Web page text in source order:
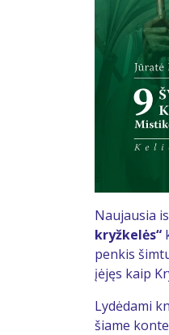
Naujausia
kryžkelės“
penkis
įėjęs kaip
Lydėdami
šiame